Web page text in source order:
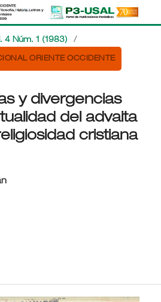
4 Núm. 1 (1983) /
ORIENTE OCCIDENTE
y divergencias
del advaita
cristiana